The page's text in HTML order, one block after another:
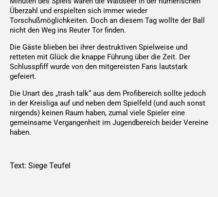
Überzahl und erspielten sich immer wieder
Torschußmöglichkeiten. Doch an diesem Tag wollte der Ball
nicht den Weg ins Reuter Tor finden.
Die Gäste blieben bei ihrer destruktiven Spielweise und
retteten mit Glück die knappe Führung über die Zeit. Der
Schlusspfiff wurde von den mitgereisten Fans lautstark
gefeiert.
Die Unart des „trash talk“ aus dem Profibereich sollte jedoch
in der Kreisliga auf und neben dem Spielfeld (und auch sonst
nirgends) keinen Raum haben, zumal viele Spieler eine
gemeinsame Vergangenheit im Jugendbereich beider Vereine
haben.
Text: Siege Teufel